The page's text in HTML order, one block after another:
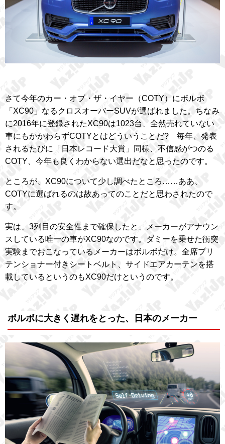
さて今年のカー・オブ・ザ・イヤー（COTY）にボルボ
「XC90」なるクロスオーバーSUVが選ばれました。ちなみ
に2016年に登録されたXC90は1023台、全然売れていない
車にもかかわらずCOTYとはどういうことだ? 毎年、発表
されるたびに「日本レコード大賞」同様、不信感がつのる
COTY、今年も良くわからない選出だなと思ったのです。
ところが、XC90について少し調べたところ……ああ、
COTYに選ばれるのは故あってのことだと思わされたので
す。
実は、3列目の安全性まで確保したと、メーカーがアナウン
スしている唯一の車がXC90なのです。ダミーを乗せた衝突
実験までおこなっているメーカーはボルボだけ。全席プリ
テンショナー付きシートベルト、サイドエアカーテンを搭
載しているというのもXC90だけというのです。
ボルボに大きく遅れをとった、日本のメーカー